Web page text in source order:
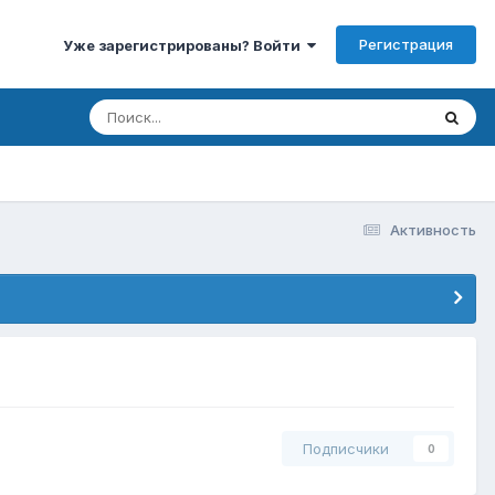
Уже зарегистрированы? Войти Регистрация
Активность
Подписчики 0